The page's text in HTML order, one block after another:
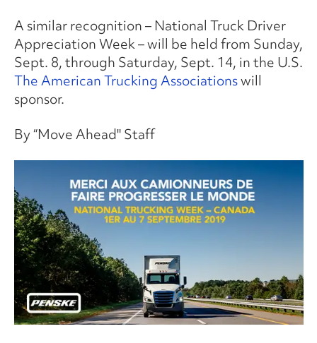
A similar recognition – National Truck Driver
Appreciation Week – will be held from Sunday,
Sept. 8, through Saturday, Sept. 14, in the U.S.
The American Trucking Associationswill
sponsor.
By “Move Ahead" Staff